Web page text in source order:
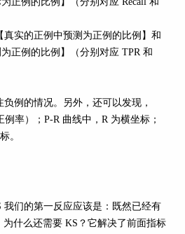
真实的正例中预测为正例的比例】和
为正例的比例】（分别对应 TPR 和
例的情况。另外，还可以发现，
例率）；P-R 曲线中，R 为横坐标；
。
我们的第一反应应该是：既然已经有
为什么还需要 KS？它解决了前面指标